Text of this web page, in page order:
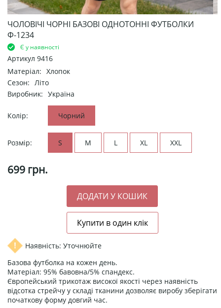
ЧОЛОВІЧІ ЧОРНІ БАЗОВІ ОДНОТОННІ ФУТБОЛКИ
Ф-1234
Є у наявності
Артикул 9416
Матеріал: Хлопок
Сезон: Літо
Виробник: Україна
Колір: Чорний
Розмір: S M L XL XXL
699 грн.
Наявність: Уточнюйте
Базова футболка на кожен день.
Матеріал: 95% бавовна/5% спандекс.
Європейський трикотаж високої якості через наявність
відсотка стрейчу у складі тканини дозволяє виробу зберігати
початкову форму довгий час.